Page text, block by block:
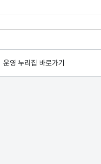
운영 누리집 바로가기